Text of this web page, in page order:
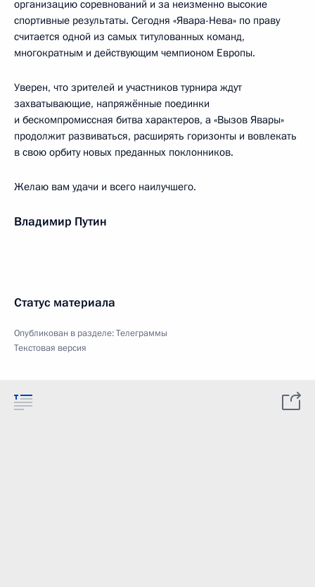
организацию соревнований и за неизменно высокие
спортивные результаты. Сегодня «Явара-Нева» по праву
считается одной из самых титулованных команд,
многократным и действующим чемпионом Европы.
Уверен, что зрителей и участников турнира ждут
захватывающие, напряжённые поединки
и бескомпромиссная битва характеров, а «Вызов Явары»
продолжит развиваться, расширять горизонты и вовлекать
в свою орбиту новых преданных поклонников.
Желаю вам удачи и всего наилучшего.
Владимир Путин
Статус материала
Опубликован в разделе:Телеграммы
Текстовая версия